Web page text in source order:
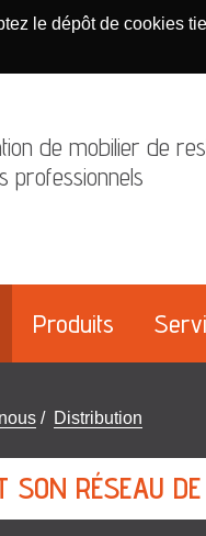
le dépôt de cookies
de mobilier de
professionnels
Produits
/ Distribution
SON RÉSEAU